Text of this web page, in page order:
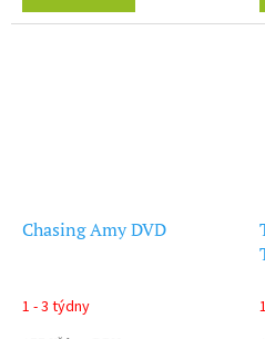
Chasing Amy DVD
1 - 3 týdny